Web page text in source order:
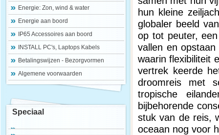
Energie: Zon, wind & water
Energie aan boord
IP65 Accessoires aan boord
INSTALL PC's, Laptops Kabels
Betalingswijzen - Bezorgvormen
Algemene voorwaarden
Speciaal
hun kleine
globaler beeld
op tot peuter,
vallen en opstaan
waarin flexibiliteit
vertrek keerde
droomreis met
tropische
bijbehorende
stuk van de reis,
oceaan nog voor